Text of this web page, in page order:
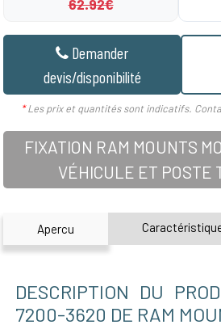
62.92€
Demander
devis/disponibilité
*Les prix et quantités sont indicatifs.
FIXATION RAM MOUNTS
VÉHICULE ET POSTE
Apercu
DESCRIPTION DU
7200-3620 DE RAM